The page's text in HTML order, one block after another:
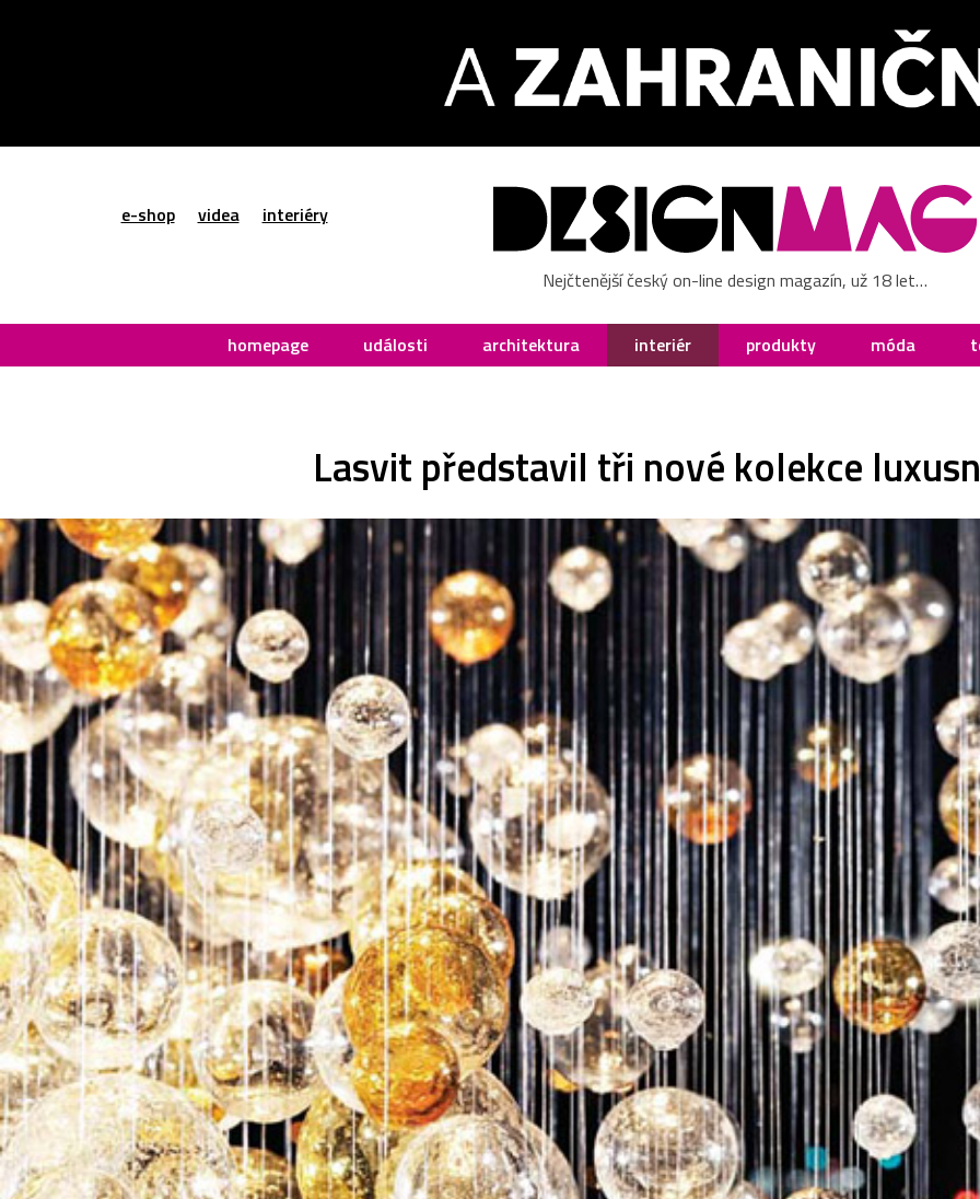
e-shop videa interiéry
Nejčtenější český on-line design magazín, už 18 let…
homepage události architektura interiér produkty móda
Lasvit představil tři nové kolekce